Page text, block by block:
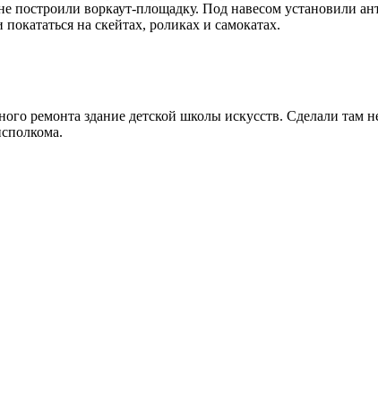
построили воркаут-площадку. Под навесом установили
на скейтах, роликах и самокатах.
ремонта здание детской школы искусств. Сделали там